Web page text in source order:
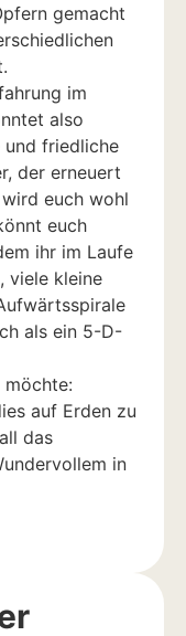
gemacht
im
also
und friedliche
der erneuert
euch wohl
euch
ihr im Laufe
viele kleine
als ein 5-D-
möchte:
auf Erden zu
das
in